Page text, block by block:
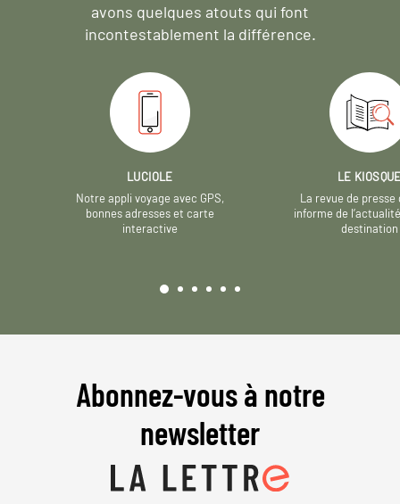
avons quelques atouts qui font
incontestablement la différence.
LUCIOLE
Notre appli voyage avec GPS,
bonnes adresses et carte
interactive
LE
La revue de presse
informe de
destination
Abonnez-vous à notre
newsletter